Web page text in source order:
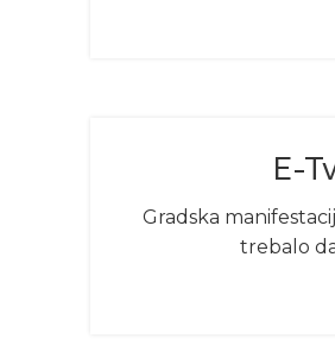
E-
Gradska
trebalo